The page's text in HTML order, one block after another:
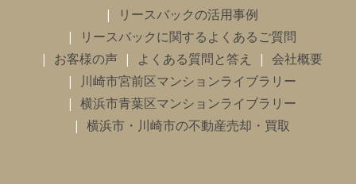
リースバックの活用事例
リースバックに関するよくあるご質問
お客様の声
よくある質問と答え
会社概要
川崎市宮前区マンションライブラリー
横浜市青葉区マンションライブラリー
横浜市・川崎市の不動産売却・買取